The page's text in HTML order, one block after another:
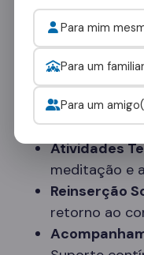
suporte contínuo,
ajudar cada
manter uma vida
Serviços
Atividades
meditação e
Reinserção
retorno ao
Para mim
Para um familiar
Para um